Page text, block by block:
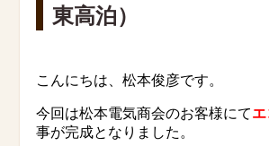
東高泊）
こんにちは、松本俊彦です。
今回は松本電気商会のお客様にて
事が完成となりました。